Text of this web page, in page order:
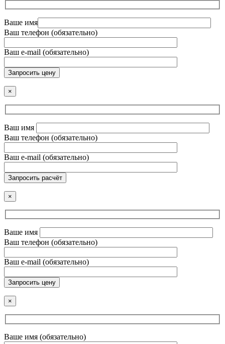
Ваше имя
Ваш телефон (обязательно)
Ваш e-mail (обязательно)
Запросить цену
×
Ваш имя
Ваш телефон (обязательно)
Ваш e-mail (обязательно)
Запросить расчёт
×
Ваше имя
Ваш телефон (обязательно)
Ваш e-mail (обязательно)
Запросить цену
×
Ваше имя (обязательно)